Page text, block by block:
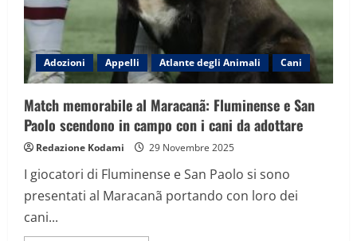
Adozioni Appelli Atlante degli Animali Cani
Match memorabile al Maracanã: Fluminense e San
Paolo scendono in campo con i cani da adottare
Redazione Kodami 29 Novembre 2025
I giocatori di Fluminense e San Paolo si sono
presentati al Maracanã portando con loro dei
cani...